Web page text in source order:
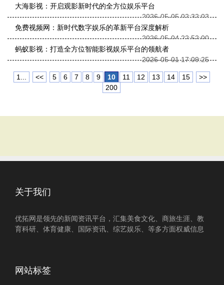
大海影视：开启观影新时代的全方位娱乐平台
2026-05-05 02:32:03
免费视频网：新时代数字娱乐的革新平台深度解析
2026-05-04 22:52:00
蚂蚁影视：打造全方位智能影视娱乐平台的领航者
2026-05-01 17:09:25
1... << 5 6 7 8 9 10 11 12 13 14 15
>>
200
关于我们
优拓网是领先的新闻资讯平台，汇集美食文化、商旅生涯、教
育科研、体育健康、国际资讯、综艺娱乐、等多方面权威信息
网站标签